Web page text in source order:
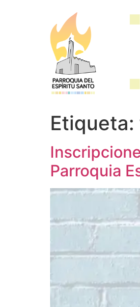
Etiqueta:
Parroquia